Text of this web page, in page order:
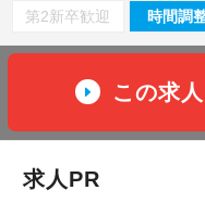
第2新卒歓迎 時間調
この求
求人PR